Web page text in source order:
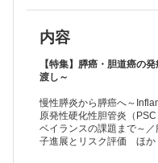
胆囊ポリープ・胆囊腺腫の
鬼島 宏ほか
胆道癌における慢性炎症
羽賀 敏博
らみた膵癌ハイリスク群
飯塚 武ほか
膵癌・胆道癌に関連する
植野さやか
内容
【特集】膵癌・胆道癌の
渡し～
慢性膵炎から膵癌へ～
原発性硬化性胆管炎（
ベイランスの課題まで～
子進展とリスク評価 ほか